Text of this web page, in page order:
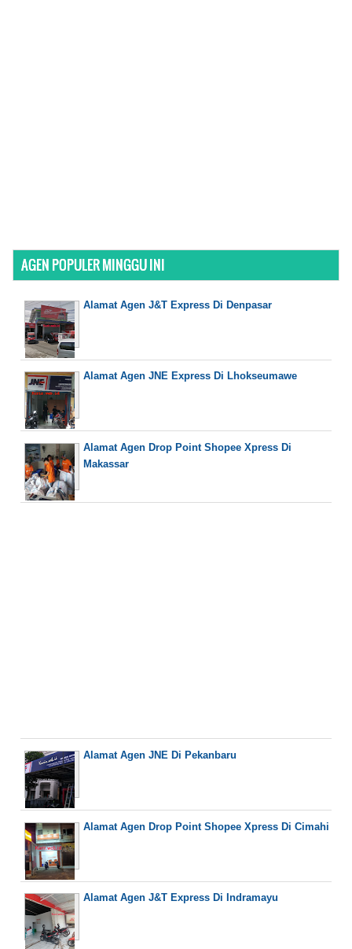
AGEN POPULER MINGGU INI
Alamat Agen J&T Express Di Denpasar
Alamat Agen JNE Express Di Lhokseumawe
Alamat Agen Drop Point Shopee Xpress Di
Makassar
Alamat Agen JNE Di Pekanbaru
Alamat Agen Drop Point Shopee Xpress Di Cimahi
Alamat Agen J&T Express Di Indramayu